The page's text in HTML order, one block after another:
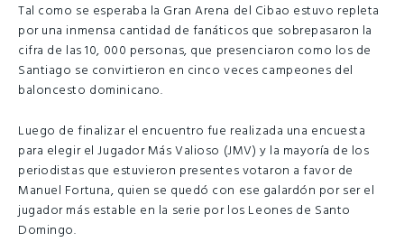
Tal como se esperaba la Gran Arena del Cibao estuvo repleta
por una inmensa cantidad de fanáticos que sobrepasaron la
cifra de las 10, 000 personas, que presenciaron como los de
Santiago se convirtieron en cinco veces campeones del
baloncesto dominicano.
Luego de finalizar el encuentro fue realizada una encuesta
para elegir el Jugador Más Valioso (JMV) y la mayoría de los
periodistas que estuvieron presentes votaron a favor de
Manuel Fortuna, quien se quedó con ese galardón por ser el
jugador más estable en la serie por los Leones de Santo
Domingo.